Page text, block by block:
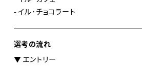
- イル･チョコラート
選考の流れ
▼ エントリー